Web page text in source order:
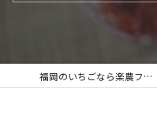
福岡のいちごなら楽農ファームたけした